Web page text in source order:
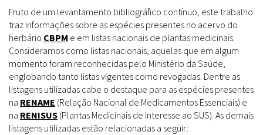
Fruto de um levantamento bibliográfico contínuo, este trabalho
traz informações sobre as espécies presentes no acervo do
herbário CBPM e em listas nacionais de plantas medicinais.
Consideramos como listas nacionais, aquelas que em algum
momento foram reconhecidas pelo Ministério da Saúde,
englobando tanto listas vigentes como revogadas. Dentre as
listagens utilizadas cabe o destaque para as espécies presentes
na RENAME (Relação Nacional de Medicamentos Essenciais) e
na RENISUS (Plantas Medicinais de Interesse ao SUS). As demais
listagens utilizadas estão relacionadas a seguir: